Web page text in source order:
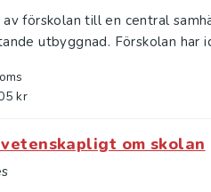
av förskolan till en central
utbyggnad. Förskolan har
kr
om skolan